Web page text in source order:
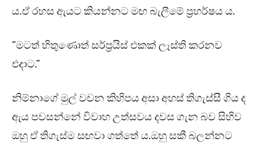
ය.ඒ රහස ඇයට කියන්නට මඟ බැලීමේ ප්‍රහර්ෂය ය.
“මටත් හිතුණොත් සර්ප්‍රයිස් එකක් ලෑස්ති කරනව
එදාට.”
නිම්නාගේ මුල් වචන කිහිපය අසා අහස් තිගැස්සී ගිය ද
ඇය පවසන්නේ විවාහ උත්සවය දවස ගැන බව සිහිව
ඔහු ඒ තිගැස්ම සඟවා ගත්තේ ය.ඔහු සකී බලන්නට